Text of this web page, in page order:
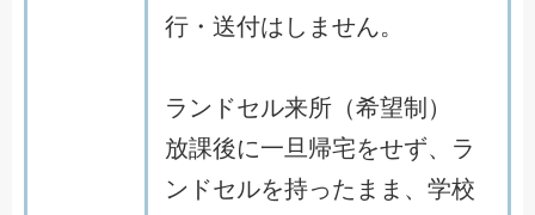
行・送付はしません。
ランドセル来所（希望制）
放課後に一旦帰宅をせず、ラ
ンドセルを持ったまま、学校